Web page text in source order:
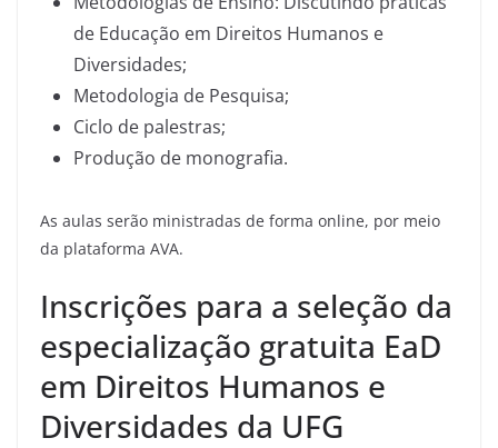
de Educação em Direitos Humanos e
Diversidades;
Metodologia de Pesquisa;
Ciclo de palestras;
Produção de monografia.
As aulas serão ministradas de forma online, por meio
da plataforma AVA.
Inscrições para a seleção da
especialização gratuita EaD
em Direitos Humanos e
Diversidades da UFG